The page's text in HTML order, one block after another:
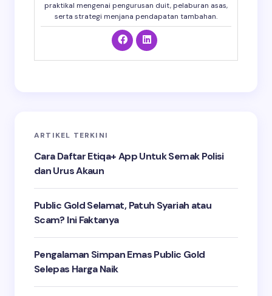
praktikal mengenai pengurusan duit, pelaburan asas,
serta strategi menjana pendapatan tambahan.
ARTIKEL TERKINI
Cara Daftar Etiqa+ App Untuk Semak Polisi
dan Urus Akaun
Public Gold Selamat, Patuh Syariah atau
Scam? Ini Faktanya
Pengalaman Simpan Emas Public Gold
Selepas Harga Naik